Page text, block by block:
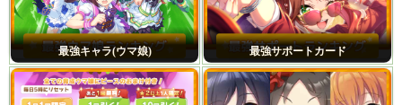
最強キャラ(ウマ娘) 最強サポートカード